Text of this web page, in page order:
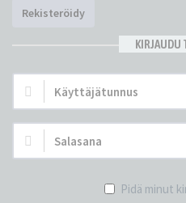
Rekisteröidy
KIRJAUDU
Käyttäjätunnus:
Salasana:
Pidä minut